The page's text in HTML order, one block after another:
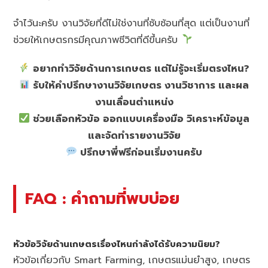
จำไว้นะครับ งานวิจัยที่ดีไม่ใช่งานที่ซับซ้อนที่สุด แต่เป็นงานที่
ช่วยให้เกษตรกรมีคุณภาพชีวิตที่ดีขึ้นครับ
อยากทำวิจัยด้านการเกษตร แต่ไม่รู้จะเริ่มตรงไหน?
รับให้คำปรึกษางานวิจัยเกษตร งานวิชาการ และผล
งานเลื่อนตำแหน่ง
ช่วยเลือกหัวข้อ ออกแบบเครื่องมือ วิเคราะห์ข้อมูล
และจัดทำรายงานวิจัย
ปรึกษาพี่ฟรีก่อนเริ่มงานครับ
FAQ : คำถามที่พบบ่อย
หัวข้อวิจัยด้านเกษตรเรื่องไหนกำลังได้รับความนิยม?
หัวข้อเกี่ยวกับ Smart Farming, เกษตรแม่นยำสูง, เกษตร